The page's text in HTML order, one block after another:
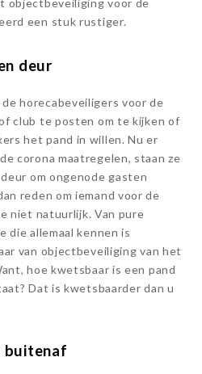
objectbeveiliging voor de
een stuk rustiger.
deur
horecabeveiligers voor de
club te posten om te kijken of
het pand in willen. Nu er
corona maatregelen, staan ze
om ongenode gasten
reden om iemand voor de
niet natuurlijk. Van pure
die allemaal kennen is
van objectbeveiliging van het
hoe kwetsbaar is een pand
Dat is kwetsbaarder dan u
buitenaf